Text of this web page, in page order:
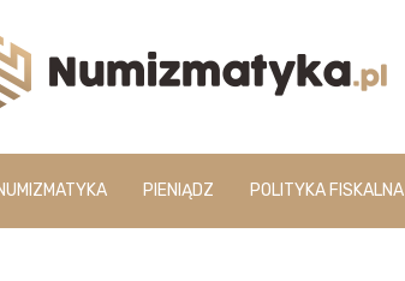
PIENIĄDZ POLITYKA FISKALNA